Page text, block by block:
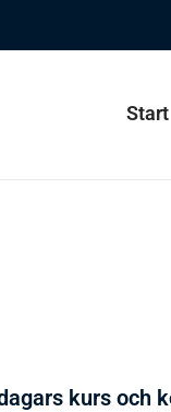
Start
kurs och